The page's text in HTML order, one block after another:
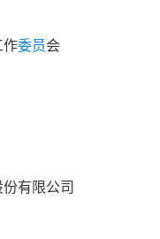
作委员会
有限公司